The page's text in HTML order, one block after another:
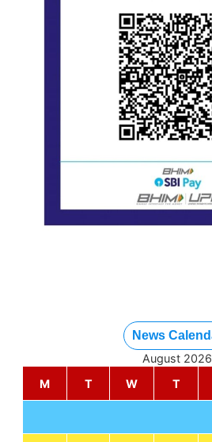
News
August 2026
M
T W T